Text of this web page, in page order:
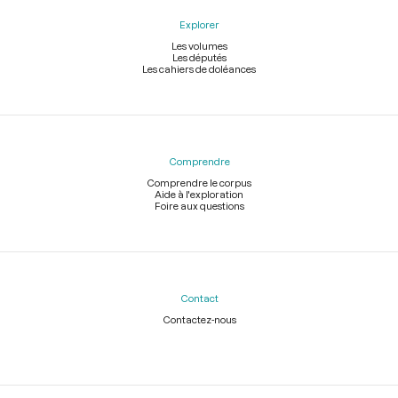
Explorer
Les volumes
Les députés
Les cahiers de doléances
Comprendre
Comprendre le corpus
Aide à l'exploration
Foire aux questions
Contact
Contactez-nous
Légal